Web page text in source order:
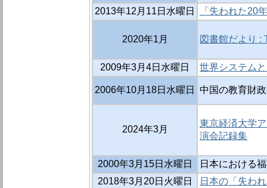
2013年12月11日水曜日
「失われた20
2020年1月 図書館だより
2009年3月4日水曜日 世界システム
2006年10月18日水曜日 中国の教育財
2024年3月
東京経済大学
演会記録集
2000年3月15日水曜日
日本における
2018年3月20日火曜日
日本の「失わ